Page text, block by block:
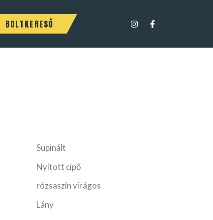
BOLTKERESŐ
Supinált
Nyitott cipő
rózsaszín virágos
Lány